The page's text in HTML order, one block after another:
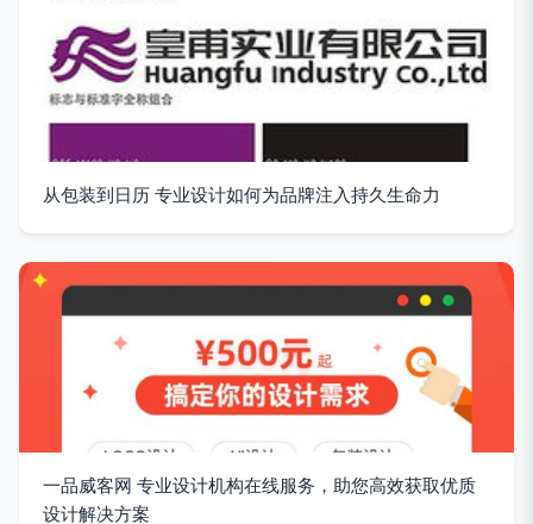
从包装到日历 专业设计如何为品牌注入持久生命力
一品威客网 专业设计机构在线服务，助您高效获取优质
设计解决方案